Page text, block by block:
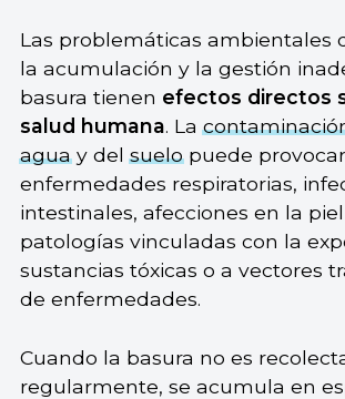
Las problemáticas ambientales
la acumulación y la gestión
basura tienen efectos directos
salud humana. La
aguay delsuelopuede provocar
enfermedades respiratorias,
intestinales, afecciones en la
patologías vinculadas con la
sustancias tóxicas o a vectores
de enfermedades.
Cuando la basura no es
regularmente, se acumula en